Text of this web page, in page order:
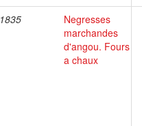
1835
Negresses
marchandes
d'angou. Fours
a chaux